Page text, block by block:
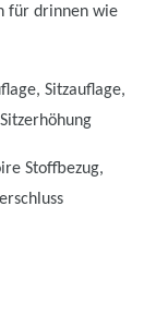
für drinnen wie
Sitzauflage,
Stoffbezug,